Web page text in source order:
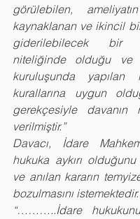
görülebilen,
kaynaklanan ve ikincil
giderilebilecek bir
niteliğinde olduğu ve
kuruluşunda yapılan
kurallarına uygun
gerekçesiyle davanın
verilmiştir.”
Davacı, İdare
hukuka aykırı
ve anılan kararın
bozulmasını istemektedir.
“………..İdare